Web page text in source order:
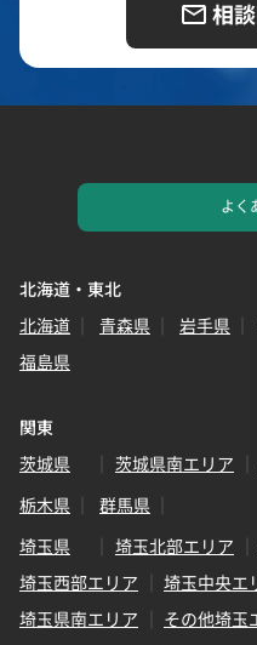
相
よく
北海道・東北
北海道
青森県 岩手県
福島県
関東
茨城県
茨城県南エリア
栃木県
群馬県
埼玉県
埼玉北部エリア
埼玉西部エリア
埼玉中央エ
埼玉県南エリア
その他埼玉